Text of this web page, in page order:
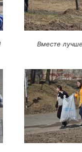
Вместе